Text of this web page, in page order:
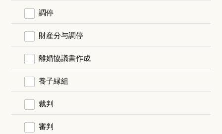
調停
財産分与調停
離婚協議書作成
養子縁組
裁判
審判